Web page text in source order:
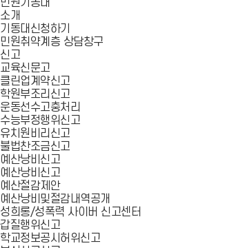
민원기동대
소개
기동대신청하기
민원취약계층 상담창구
신고
교육신문고
클린업계약신고
학원부조리신고
운동선수고충처리
수능부정행위신고
유치원비리신고
불법찬조금신고
예산낭비신고
예산낭비신고
예산절감제안
예산낭비및절감내역공개
성희롱/성폭력 사이버 신고센터
갑질행위신고
학교정보공시허위신고